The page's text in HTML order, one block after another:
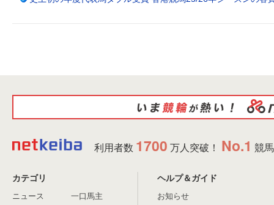
利用者数 1700 万人突破！ No.1 競
カテゴリ
ニュース
一口馬主
ヘルプ＆ガイド
お知らせ